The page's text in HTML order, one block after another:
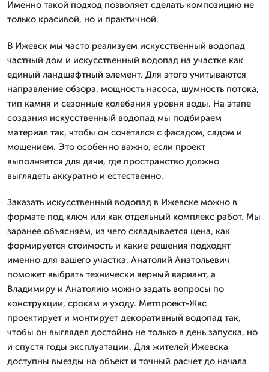
Именно такой подход позволяет сделать композицию не
только красивой, но и практичной.
В Ижевск мы часто реализуем искусственный водопад
частный дом и искусственный водопад на участке как
единый ландшафтный элемент. Для этого учитываются
направление обзора, мощность насоса, шумность потока,
тип камня и сезонные колебания уровня воды. На этапе
создания искусственный водопад мы подбираем
материал так, чтобы он сочетался с фасадом, садом и
мощением. Это особенно важно, если проект
выполняется для дачи, где пространство должно
выглядеть аккуратно и естественно.
Заказать искусственный водопад в Ижевске можно в
формате под ключ или как отдельный комплекс работ. Мы
заранее объясняем, из чего складывается цена, как
формируется стоимость и какие решения подходят
именно для вашего участка. Анатолий Анатольевич
поможет выбрать технически верный вариант, а
Владимиру и Анатолию можно задать вопросы по
конструкции, срокам и уходу. Метпроект-Жвс
проектирует и монтирует декоративный водопад так,
чтобы он выглядел достойно не только в день запуска, но
и спустя годы эксплуатации. Для жителей Ижевска
доступны выезды на объект и точный расчет до начала